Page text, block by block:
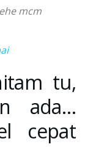
mcm
tu,
ada…
cepat